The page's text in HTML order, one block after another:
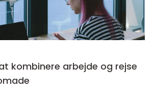
kombinere arbejde og rejse